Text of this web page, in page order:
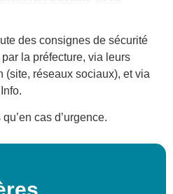
des consignes de sécurité
la préfecture, via leurs
(site, réseaux sociaux), et via
cas d’urgence.